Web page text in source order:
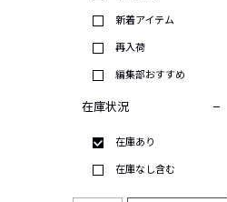
新着アイテム
再入荷
編集部おすすめ
在庫状況
在庫あり
在庫なし含む